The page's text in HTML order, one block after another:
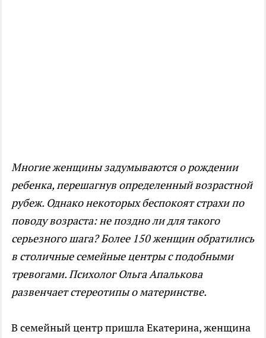
Многие женщины задумываются о рождении
ребенка, перешагнув определенный возрастной
рубеж. Однако некоторых беспокоят страхи по
поводу возраста: не поздно ли для такого
серьезного шага? Более 150 женщин обратились
в столичные семейные центры с подобными
тревогами. Психолог Ольга Апалькова
развенчает стереотипы о материнстве.
В семейный центр пришла Екатерина, женщина